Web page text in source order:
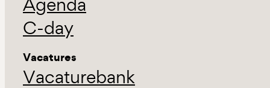
C-day
Vacatures
Vacaturebank